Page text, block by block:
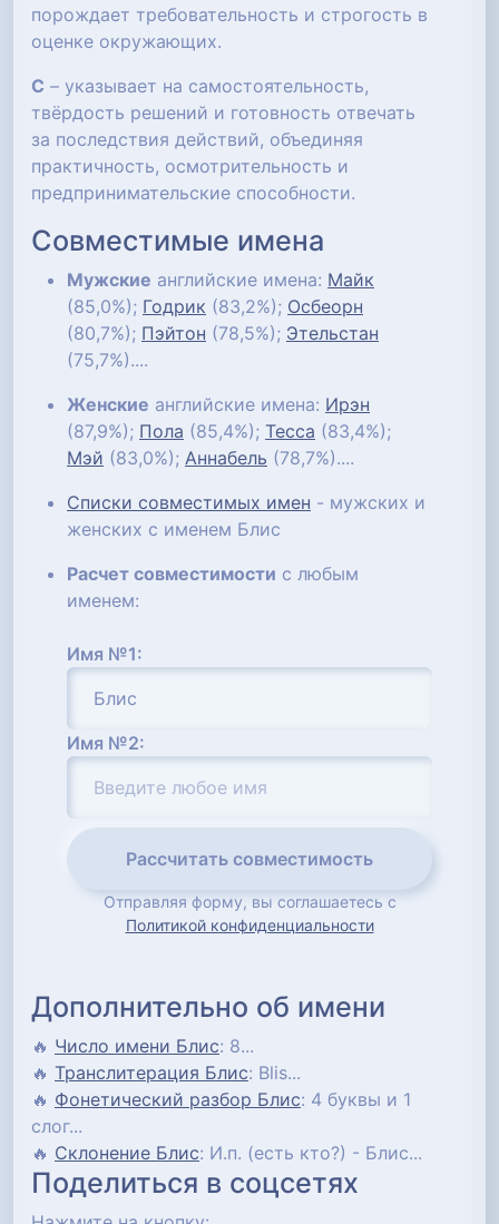
порождает требовательность и строгость в
оценке окружающих.
С – указывает на самостоятельность,
твёрдость решений и готовность отвечать
за последствия действий, объединяя
практичность, осмотрительность и
предпринимательские способности.
Совместимые имена
Мужские английские имена: Майк
(85,0%); Годрик (83,2%); Осбеорн
(80,7%); Пэйтон (78,5%); Этельстан
(75,7%)....
Женские английские имена: Ирэн
(87,9%); Пола (85,4%); Тесса (83,4%);
Мэй (83,0%); Аннабель (78,7%)....
Списки совместимых имен - мужских и
женских с именем Блис
Расчет совместимости с любым
именем:
Имя №1:
Имя №2:
Рассчитать совместимость
Отправляя форму, вы соглашаетесь с
Политикой конфиденциальности
Дополнительно об имени
🔥 Число имени Блис: 8...
🔥 Транслитерация Блис: Blis...
🔥 Фонетический разбор Блис: 4 буквы и 1
слог...
🔥 Склонение Блис: И.п. (есть кто?) - Блис...
Поделиться в соцсетях